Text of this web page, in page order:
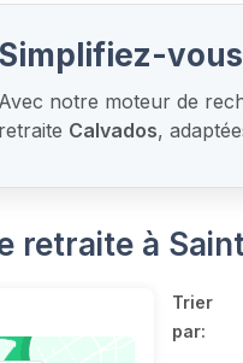
Simplifiez-
Avec notre moteur de
retraite Calvados,
retraite à
Trier
par: